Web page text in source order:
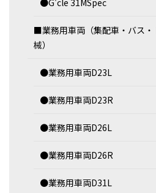
●G'cle 31MSpec
■業務用車両（集配車・バス
械）
●業務用車両D23L
●業務用車両D23R
●業務用車両D26L
●業務用車両D26R
●業務用車両D31L